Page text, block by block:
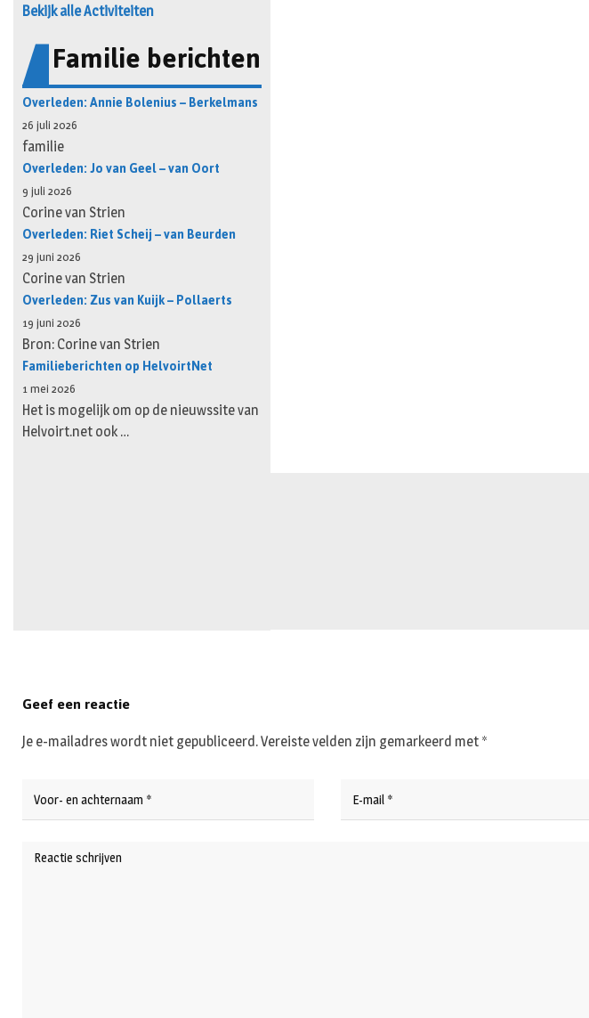
Bekijk alle Activiteiten
Familie berichten
Overleden: Annie Bolenius – Berkelmans
26 juli 2026
familie
Overleden: Jo van Geel – van Oort
9 juli 2026
Corine van Strien
Overleden: Riet Scheij – van Beurden
29 juni 2026
Corine van Strien
Overleden: Zus van Kuijk – Pollaerts
19 juni 2026
Bron: Corine van Strien
Familieberichten op HelvoirtNet
1 mei 2026
Het is mogelijk om op de nieuwssite van
Helvoirt.net ook …
Geef een reactie
Je e-mailadres wordt niet gepubliceerd.Vereiste velden zijn gemarkeerd met *